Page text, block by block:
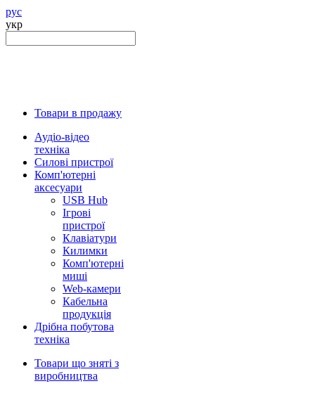
рус
укр
Товари в продажу
Аудіо-відео
техніка
Силові пристрої
Комп'ютерні
аксесуари
USB Hub
Ігрові
пристрої
Клавіатури
Килимки
Комп'ютерні
миші
Web-камери
Кабельна
продукція
Дрібна побутова
техніка
Товари що зняті з
виробництва